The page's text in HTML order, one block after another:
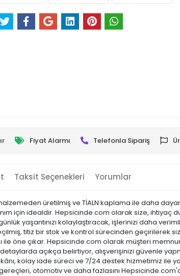
Fiyat Alarmı Telefonla Sipariş
Taksit Seçenekleri Yorumlar
malzemeden üretilmiş ve TİALN kaplama ile daha
için idealdir. Hepsicinde.com olarak size, ihtiyaç
yaşantınızı kolaylaştıracak, işlerinizi daha
titiz bir stok ve kontrol sürecinden geçirilerek
ile öne çıkar. Hepsicinde.com olarak müşteri
açıkça belirtiyor, alışverişinizi güvenle
kolay iade süreci ve 7/24 destek hizmetimiz ile
otomotiv ve daha fazlasını